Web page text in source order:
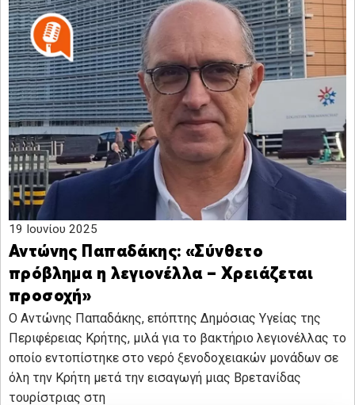
19 Ιουνίου 2025
Αντώνης Παπαδάκης: «Σύνθετο
πρόβλημα η λεγιονέλλα – Χρειάζεται
προσοχή»
Ο Αντώνης Παπαδάκης, επόπτης Δημόσιας Υγείας της
Περιφέρειας Κρήτης, μιλά για το βακτήριο λεγιονέλλας το
οποίο εντοπίστηκε στο νερό ξενοδοχειακών μονάδων σε
όλη την Κρήτη μετά την εισαγωγή μιας Βρετανίδας
τουρίστριας στη